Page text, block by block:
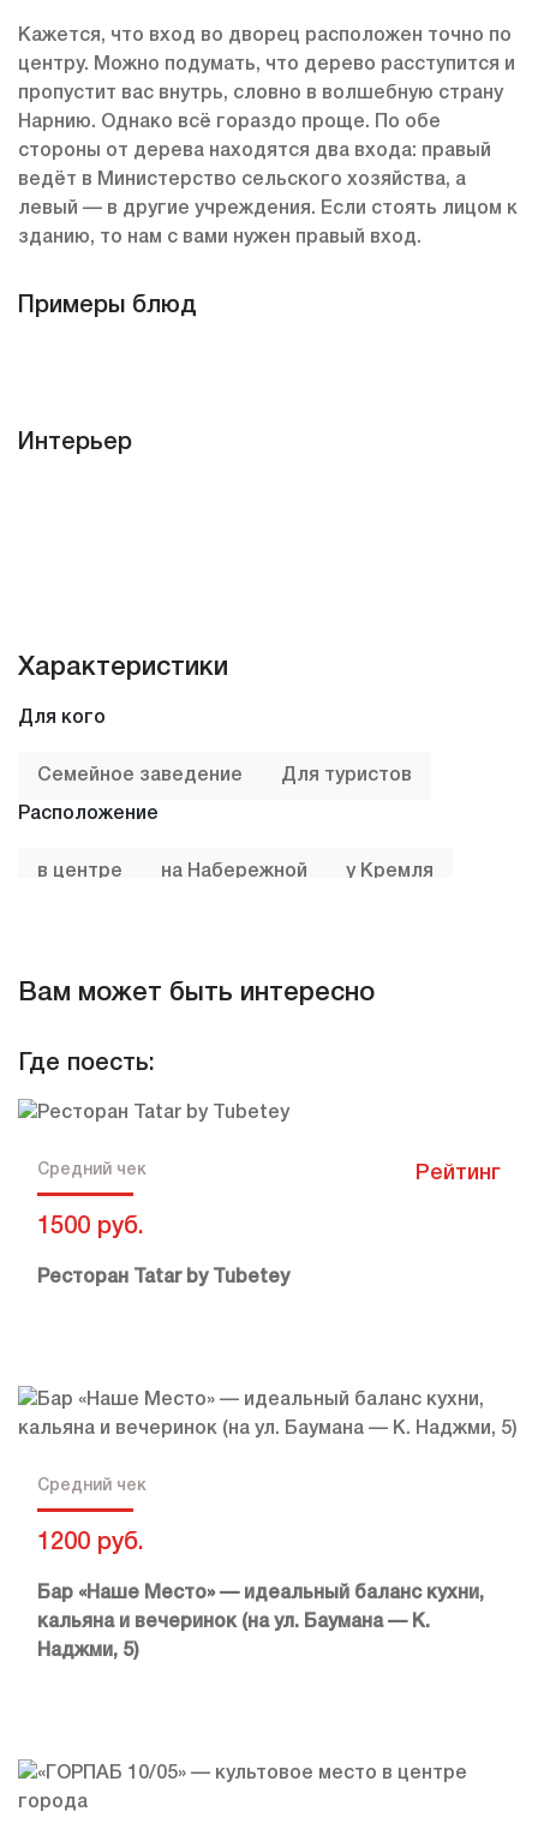
Кажется, что вход во дворец расположен точно по
центру. Можно подумать, что дерево расступится и
пропустит вас внутрь, словно в волшебную страну
Нарнию. Однако всё гораздо проще. По обе
стороны от дерева находятся два входа: правый
ведёт в Министерство сельского хозяйства, а
левый — в другие учреждения. Если стоять лицом к
зданию, то нам с вами нужен правый вход.
Примеры блюд
Интерьер
Характеристики
Для кого
Семейное заведение Для туристов
Расположение
в центре на Набережной у Кремля
Татарская
Средний чек
до 1000 руб.
Вам может быть интересно
Где поесть:
Средний чек
1500 руб.
Рейтинг
Ресторан Tatar by Tubetey
Средний чек
1200 руб.
Бар «Наше Место» — идеальный баланс кухни,
кальяна и вечеринок (на ул. Баумана — К.
Наджми, 5)